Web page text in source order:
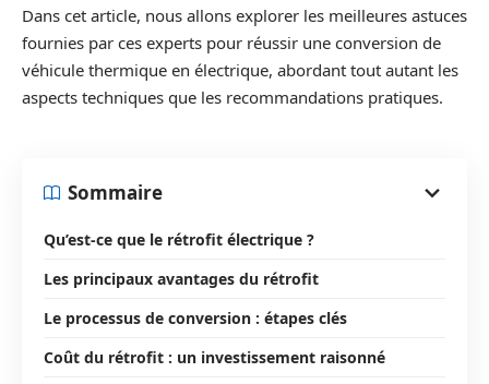
Dans cet article, nous allons explorer les meilleures astuces
fournies par ces experts pour réussir une conversion de
véhicule thermique en électrique, abordant tout autant les
aspects techniques que les recommandations pratiques.
Sommaire
Qu’est-ce que le rétrofit électrique ?
Les principaux avantages du rétrofit
Le processus de conversion : étapes clés
Coût du rétrofit : un investissement raisonné